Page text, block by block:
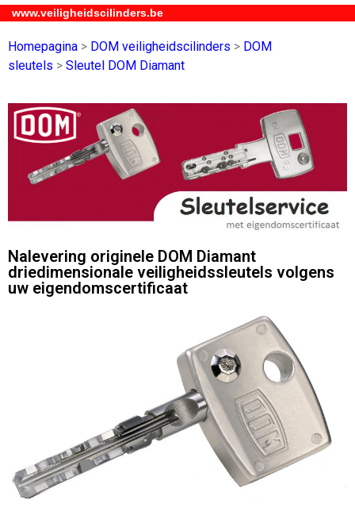
www.veiligheidscilinders.be
Homepagina > DOM veiligheidscilinders > DOM
sleutels > Sleutel DOM Diamant
Nalevering originele DOM Diamant
driedimensionale veiligheidssleutels volgens
uw eigendomscertificaat